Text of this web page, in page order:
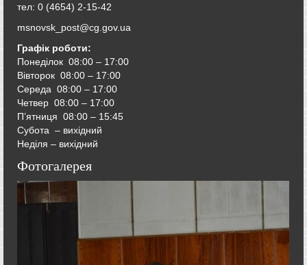
тел: 0 (4654) 2-15-42
msnovsk_post@cg.gov.ua
Графік роботи:
Понеділок 08:00 – 17:00
Вівторок 08:00 – 17:00
Середа 08:00 – 17:00
Четвер 08:00 – 17:00
П’ятниця 08:00 – 15:45
Субота – вихідний
Неділя – вихідний
Фотогалерея